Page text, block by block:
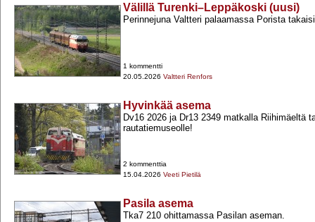
Välillä Turenki–Leppäkoski (uusi)
Perinnejuna Valtteri palaamassa Porista
1 kommentti
20.05.2026 Valtteri Renfors
Hyvinkää asema
Dv16 2026 ja Dr13 2349 matkalla Riihimäeltä
rautatiemuseolle!
2 kommenttia
15.04.2026 Veeti Pietilä
Pasila asema
Tka7 210 ohittamassa Pasilan aseman.